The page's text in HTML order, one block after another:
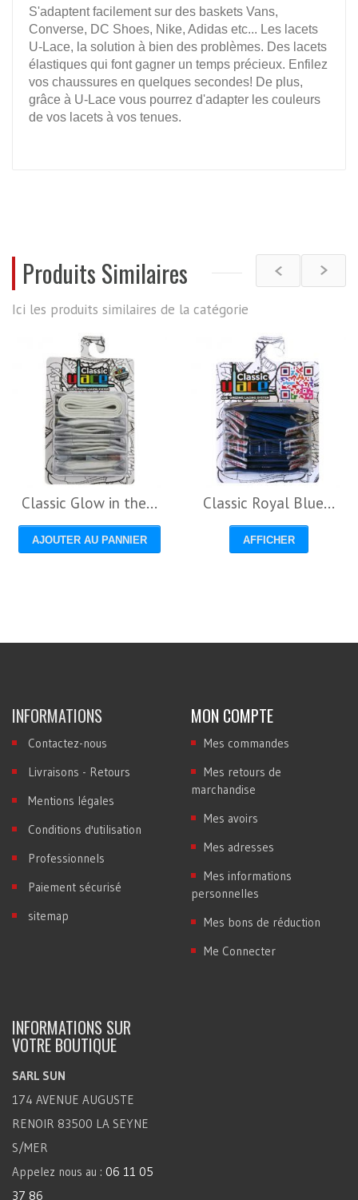
S'adaptent facilement sur des baskets Vans,
Converse, DC Shoes, Nike, Adidas etc... Les lacets
U-Lace, la solution à bien des problèmes. Des lacets
élastiques qui font gagner un temps précieux. Enfilez
vos chaussures en quelques secondes! De plus,
grâce à U-Lace vous pourrez d'adapter les couleurs
de vos lacets à vos tenues.
Produits Similaires
Ici les produits similaires de la catégorie
Classic Glow in the...
AJOUTER AU PANNIER
Classic Royal Blue...
AFFICHER
INFORMATIONS
Contactez-nous
Livraisons - Retours
Mentions légales
Conditions d'utilisation
Professionnels
Paiement sécurisé
sitemap
MON COMPTE
Mes commandes
Mes retours de
marchandise
Mes avoirs
Mes adresses
Mes informations
personnelles
Mes bons de réduction
Me Connecter
INFORMATIONS SUR
VOTRE BOUTIQUE
SARL SUN
174 AVENUE AUGUSTE
RENOIR 83500 LA SEYNE
S/MER
Appelez nous au : 06 11 05
37 86